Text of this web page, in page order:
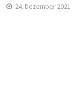
24. Dezember 2021